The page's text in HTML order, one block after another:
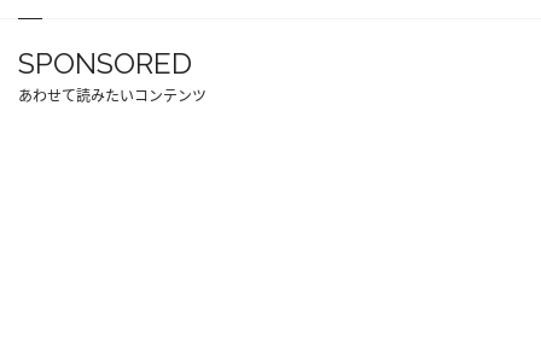
SPONSORED
あわせて読みたいコンテンツ